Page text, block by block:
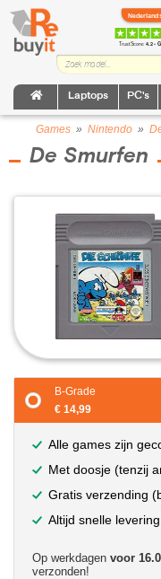
TrustScore:4.2 •
Laptops PC's
Games » Nintendo »
De Smurfen
B-Grade
€ 14,99
Alle games zijn
Met doosje (tenzij
Gratis verzending
Altijd snelle levering
Op werkdagen voor
verzonden!